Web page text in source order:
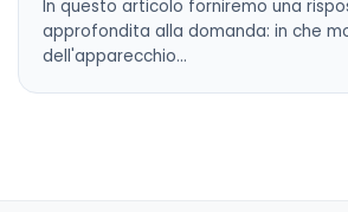
In questo articolo forniremo una
approfondita alla domanda: in che
dell'apparecchio…